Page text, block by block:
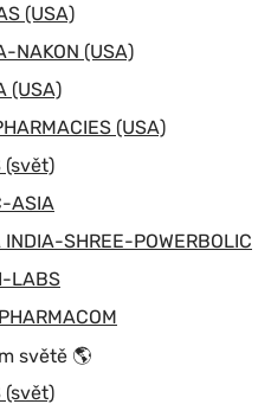
(USA)
(USA)
(USA)
(USA)
(svět)
ASIA
INDIA-SHREE-POWERBOLIC
LABS
světě 🌎
(svět)